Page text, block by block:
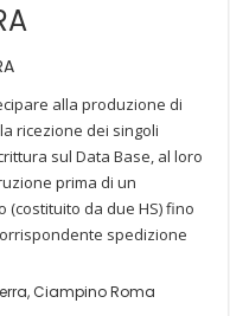
alla produzione di
ricezione dei singoli
sul Data Base, al loro
prima di un
(costituito da due HS) fino
spedizione
Ciampino Roma